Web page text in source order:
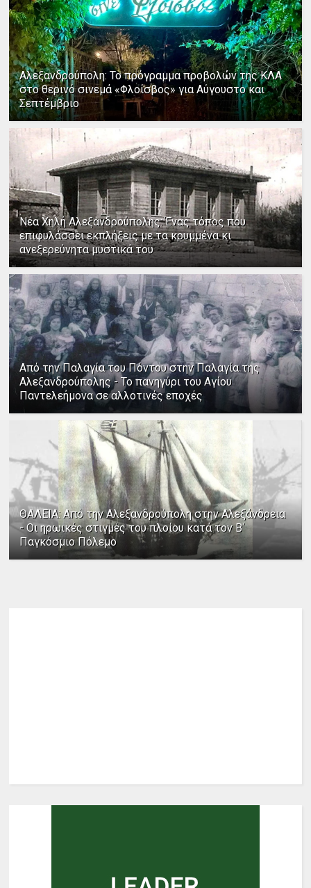
Αλεξανδρούπολη: Το πρόγραμμα προβολών της ΚΛΑ
στο θερινό σινεμά «Φλοίσβος» για Αύγουστο και
Σεπτέμβριο
Νέα Χηλή Αλεξανδρούπολης: Ένας τόπος που
επιφυλάσσει εκπλήξεις με τα κρυμμένα κι
ανεξερεύνητα μυστικά του
Από την Παλαγία του Πόντου στην Παλαγία της
Αλεξανδρούπολης - Το πανηγύρι του Αγίου
Παντελεήμονα σε αλλοτινές εποχές
ΘΑΛΕΙΑ: Από την Αλεξανδρούπολη στην Αλεξάνδρεια
- Οι ηρωικές στιγμές του πλοίου κατά τον Β΄
Παγκόσμιο Πόλεμο